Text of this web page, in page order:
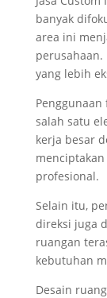
banyak
area ini
perusahaan.
yang lebih
salah satu
kerja besar
profesional.
Selain itu,
direksi juga
ruangan
kebutuhan
Desain